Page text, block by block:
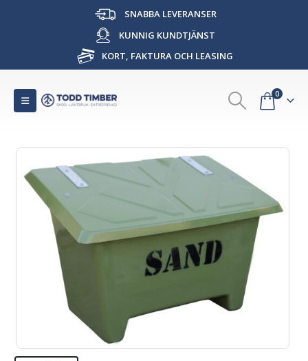
SNABBA LEVERANSER
KUNNIG KUNDTJÄNST
KORT, FAKTURA OCH LEASING
0